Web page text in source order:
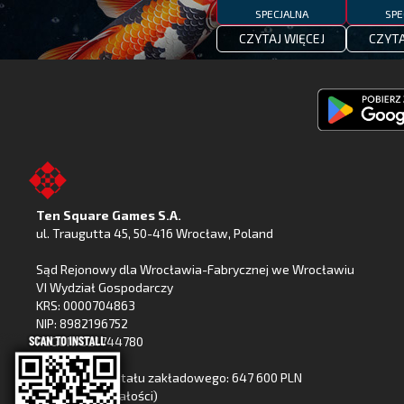
SPECJALNA
CZYTAJ WIĘCEJ
Ten Square Games S.A.
ul. Traugutta 45, 50-416 Wrocław, Poland
Sąd Rejonowy dla Wrocławia-Fabrycznej we Wrocławiu
VI Wydział Gospodarczy
KRS: 0000704863
NIP: 8982196752
REGON: 021744780
Wysokość kapitału zakładowego: 647 600 PLN
(wpłacony w całości)